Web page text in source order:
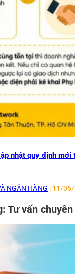
nhật quy định
NGÂN HÀNG | 11/
Tư vấn